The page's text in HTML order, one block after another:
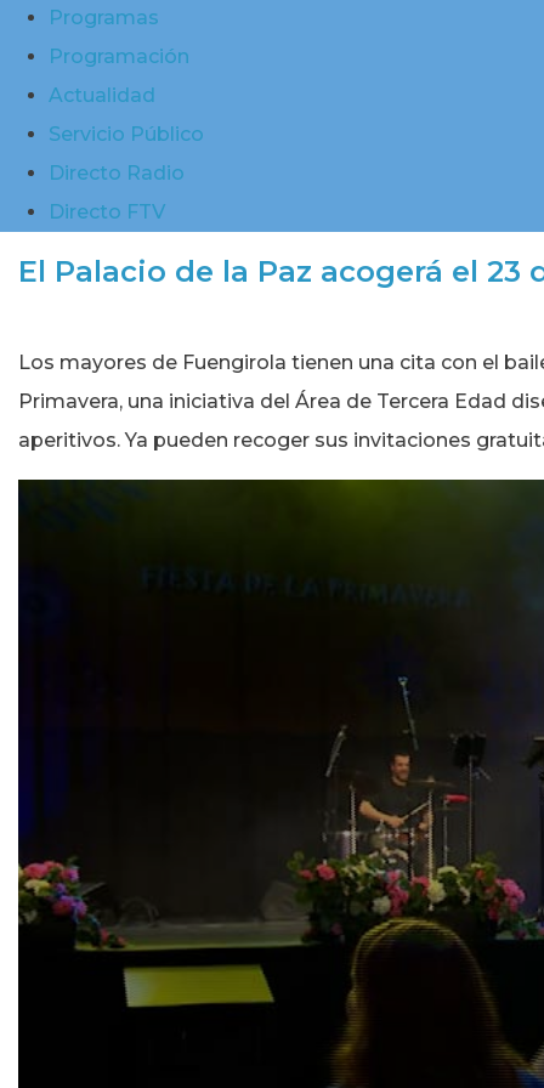
Programas
Programación
Actualidad
Servicio Público
Directo Radio
Directo FTV
El Palacio de la Paz acogerá el
Los mayores de Fuengirola tienen una cita con el
Primavera, una iniciativa del Área de Tercera Edad
aperitivos. Ya pueden recoger sus invitaciones